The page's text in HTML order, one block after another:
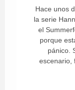
Hace unos
la serie
el
porque
pánico.
escenario,